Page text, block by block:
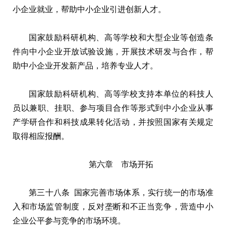
小企业就业，帮助中小企业引进创新人才。
国家鼓励科研机构、高等学校和大型企业等创造条
件向中小企业开放试验设施，开展技术研发与合作，帮
助中小企业开发新产品，培养专业人才。
国家鼓励科研机构、高等学校支持本单位的科技人
员以兼职、挂职、参与项目合作等形式到中小企业从事
产学研合作和科技成果转化活动，并按照国家有关规定
取得相应报酬。
第六章 市场开拓
第三十八条 国家完善市场体系，实行统一的市场准
入和市场监管制度，反对垄断和不正当竞争，营造中小
企业公平参与竞争的市场环境。